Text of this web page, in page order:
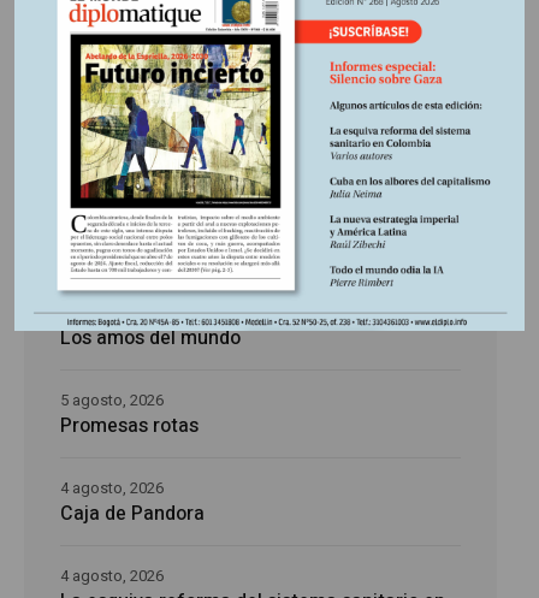
Últimas publicaciones
La época de la intranquilidad
5 agosto, 2026
Los amos del mundo
5 agosto, 2026
Promesas rotas
5 agosto, 2026
Caja de Pandora
4 agosto, 2026
4 agosto, 2026